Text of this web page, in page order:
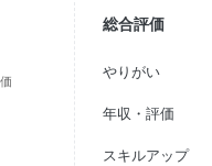
総合評価
やりがい
年収・評価
スキルアップ